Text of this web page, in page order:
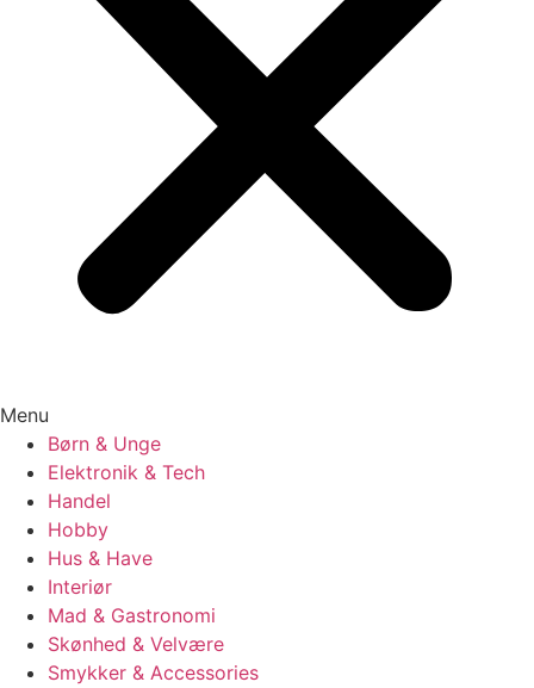
Menu
Børn & Unge
Elektronik & Tech
Handel
Hobby
Hus & Have
Interiør
Mad & Gastronomi
Skønhed & Velvære
Smykker & Accessories